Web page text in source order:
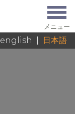
メニュー
english 日本語